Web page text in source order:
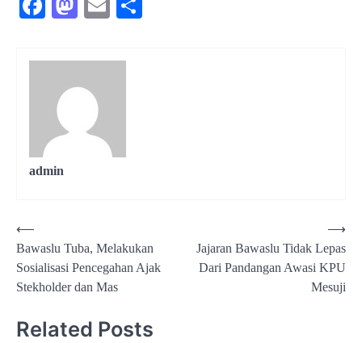
admin
Navigasi
pos
⟵
Bawaslu Tuba, Melakukan
Sosialisasi Pencegahan Ajak
Stekholder dan Mas
Jajaran Bawaslu Tidak Lepas
Dari Pandangan Awasi KPU
Mesuji
⟶
Related Posts